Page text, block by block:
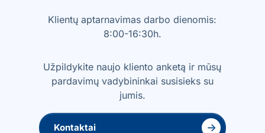
Klientų aptarnavimas darbo dienomis:
8:00-16:30h.
Užpildykite naujo kliento anketą ir mūsų
pardavimų vadybininkai susisieks su
jumis.
Kontaktai →